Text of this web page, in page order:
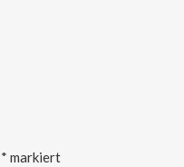
* markiert